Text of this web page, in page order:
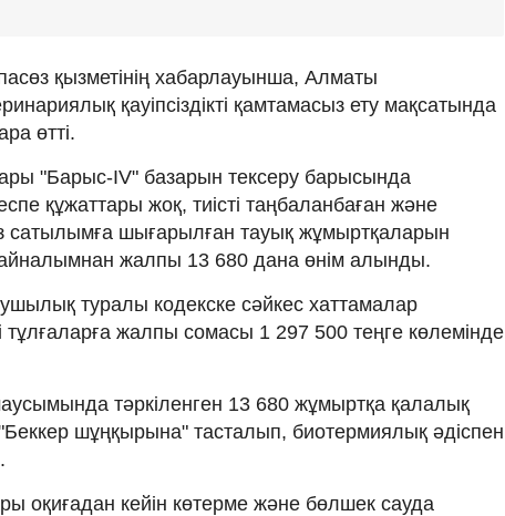
қызметінің хабарлауынша, Алматы
қауіпсіздікті қамтамасыз ету мақсатында
өтті.
"Барыс-IV" базарын тексеру барысында
құжаттары жоқ, тиісті таңбаланбаған және
сатылымға шығарылған тауық жұмыртқаларын
жалпы 13 680 дана өнім алынды.
туралы кодекске сәйкес хаттамалар
тұлғаларға жалпы сомасы 1 297 500 теңге көлемінде
тәркіленген 13 680 жұмыртқа қалалық
шұңқырына" тасталып, биотермиялық әдіспен
оқиғадан кейін көтерме және бөлшек сауда